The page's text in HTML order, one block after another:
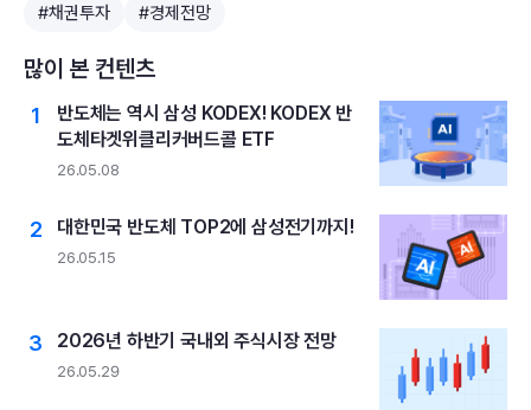
#채권투자 #경제전망
많이 본 컨텐츠
반도체는 역시 삼성 KODEX! KODEX 반
도체타겟위클리커버드콜 ETF
26.05.08
대한민국 반도체 TOP2에 삼성전기까지!
26.05.15
2026년 하반기 국내외 주식시장 전망
26.05.29